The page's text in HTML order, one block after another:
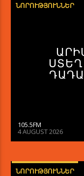
ՆՈՐՈՒԹՅՈՒՆՆԵՐ
105.5FM
4 AUGUST 2026
ՆՈՐՈՒԹՅՈՒՆՆԵՐ